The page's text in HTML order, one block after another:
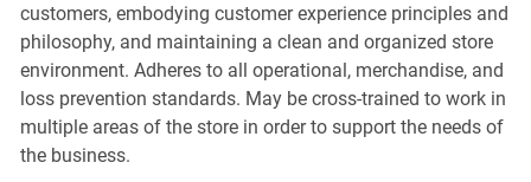
customers, embodying customer experience principles and
philosophy, and maintaining a clean and organized store
environment. Adheres to all operational, merchandise, and
loss prevention standards. May be cross-trained to work in
multiple areas of the store in order to support the needs of
the business.